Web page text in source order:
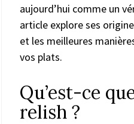
aujourd’hui comme un
article explore ses
et les meilleures
vos plats.
Qu’est-ce
relish ?